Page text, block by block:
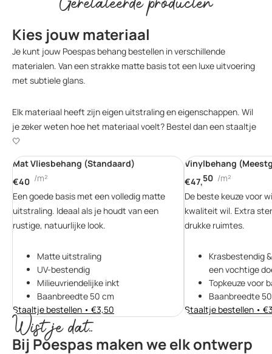
Kies jouw materiaal
Je kunt jouw Poespas behang bestellen in verschillende
materialen. Van een strakke matte basis tot een luxe uitvoering
met subtiele glans.
Elk materiaal heeft zijn eigen uitstraling en eigenschappen. Wil
je zeker weten hoe het materiaal voelt? Bestel dan een staaltje
🤍
Mat Vliesbehang (Standaard)
€40 /m²
Een goede basis met een volledig matte
uitstraling. Ideaal als je houdt van een
rustige, natuurlijke look.
Matte uitstraling
UV-bestendig
Milieuvriendelijke inkt
Baanbreedte 50 cm
Staaltje bestellen • €3,50
Vinylbehang
€47,50 /m²
De beste keuze voor
kwaliteit wil. Extra
drukke ruimtes.
Krasbestendig
een vochtige
Topkeuze voor
Baanbreedte
Staaltje bestellen •
Wist je dat..
Bij Poespas maken we elk ontwerp